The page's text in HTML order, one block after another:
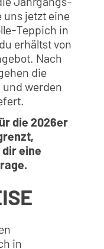
uns jetzt eine
Teppich in
erhältst von
Nach
die
werden
die 2026er
eine
in